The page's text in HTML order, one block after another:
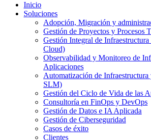
Inicio
Soluciones
Adopción, Migración y
Gestión de Proyectos y Procesos
Gestión Integral de
Cloud)
Observabilidad y Monitoreo de
Aplicaciones
Automatización de
SLM)
Gestión del Ciclo de Vida de las
Consultoría en FinOps y DevOps
Gestión de Datos e IA Aplicada
Gestión de Ciberseguridad
Casos de éxito
Clientes